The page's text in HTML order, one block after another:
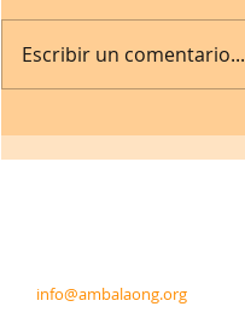
Escribir un comentario...
info@ambalaong.org